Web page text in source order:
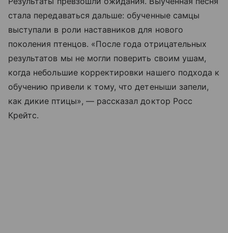
стала передаваться дальше: обученные самцы
выступали в роли наставников для нового
поколения птенцов. «После года отрицательных
результатов мы не могли поверить своим ушам,
когда небольшие корректировки нашего подхода к
обучению привели к тому, что детеныши запели,
как дикие птицы», — рассказал доктор Росс
Крейтс.